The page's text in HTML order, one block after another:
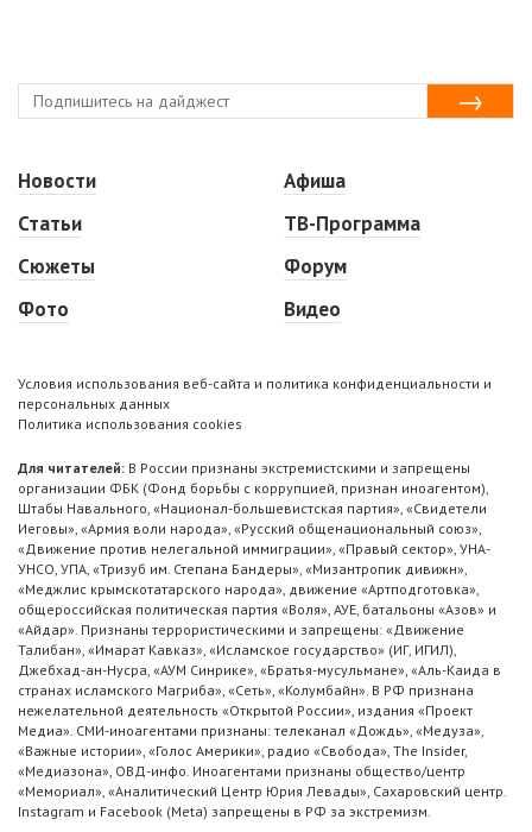
Новости
Статьи
Сюжеты
Фото
Афиша
ТВ-Программа
Форум
Видео
Условия использования веб-сайта и политика конфиденциальности и
персональных данных
Политика использования cookies
Для читателей: В России признаны экстремистскими и запрещены
организации ФБК (Фонд борьбы с коррупцией, признан иноагентом),
Штабы Навального, «Национал-большевистская партия», «Свидетели
Иеговы», «Армия воли народа», «Русский общенациональный союз»,
«Движение против нелегальной иммиграции», «Правый сектор», УНА-
УНСО, УПА, «Тризуб им. Степана Бандеры», «Мизантропик дивижн»,
«Меджлис крымскотатарского народа», движение «Артподготовка»,
общероссийская политическая партия «Воля», АУЕ, батальоны «Азов» и
«Айдар». Признаны террористическими и запрещены: «Движение
Талибан», «Имарат Кавказ», «Исламское государство» (ИГ, ИГИЛ),
Джебхад-ан-Нусра, «АУМ Синрике», «Братья-мусульмане», «Аль-Каида в
странах исламского Магриба», «Сеть», «Колумбайн». В РФ признана
нежелательной деятельность «Открытой России», издания «Проект
Медиа». СМИ-иноагентами признаны: телеканал «Дождь», «Медуза»,
«Важные истории», «Голос Америки», радио «Свобода», The Insider,
«Медиазона», ОВД-инфо. Иноагентами признаны общество/центр
«Мемориал», «Аналитический Центр Юрия Левады», Сахаровский центр.
Instagram и Facebook (Metа) запрещены в РФ за экстремизм.